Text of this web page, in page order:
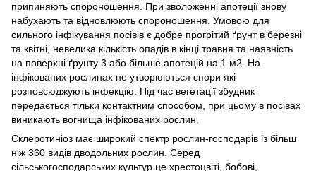
припиняють спороношення. При зволоженні апотеції знову
набухають та відновлюють спороношення. Умовою для
сильного інфікування посівів є добре прогрітий ґрунт в березні
та квітні, невелика кількість опадів в кінці травня та наявність
на поверхні ґрунту 3 або більше апотецій на 1 м2. На
інфікованих рослинах не утворюються спори які
розповсюджують інфекцію. Під час вегетації збудник
передається тільки контактним способом, при цьому в посівах
виникають вогнища інфікованих рослин.
Склеротиніоз має широкий спектр рослин-господарів із більш
ніж 360 видів дводольних рослин. Серед
сільськогосподарських культур це хрестоцвіті, бобові,